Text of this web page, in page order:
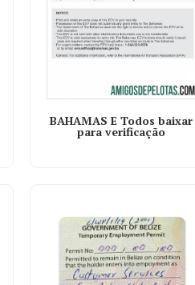
BAHAMAS E Todos baixar
para verificação